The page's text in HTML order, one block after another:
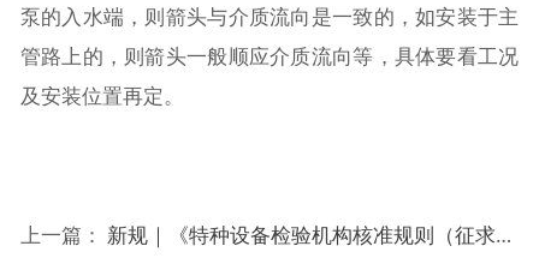
泵的入水端，则箭头与介质流向是一致的，如安装于主
管路上的，则箭头一般顺应介质流向等，具体要看工况
及安装位置再定。
上一篇： 新规｜《特种设备检验机构核准规则（征求意见稿）》发布